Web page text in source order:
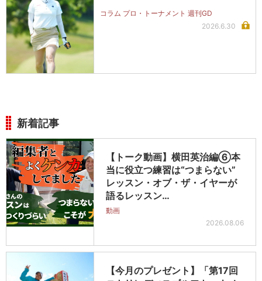
コラム プロ・トーナメント 週刊GD
2026.6.30
新着記事
【トーク動画】横田英治編⑥本
当に役立つ練習は“つまらない”
レッスン・オブ・ザ・イヤーが
語るレッスン…
動画
2026.08.06
【今月のプレゼント】「第17回